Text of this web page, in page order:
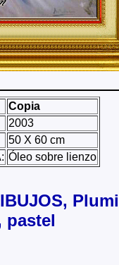
Copia
2003
50 X 60 cm
Óleo sobre lienzo
pastel